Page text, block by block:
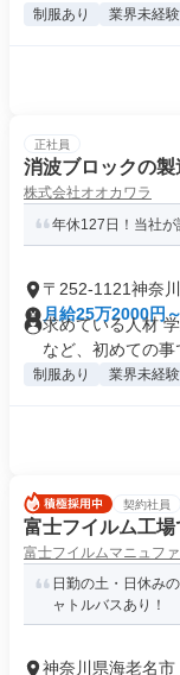
制服あり 業界未経
正社員
消波ブロックの製
株式会社オオカワラ
年休127日！当社が
〒252-1121神奈
月給25万2000円
求めている人材
など、初めての事
制服あり 業界未経
契約社員
富士フイルム工
富士フイルムマニュフ
日勤の土・日休み
ャトルバスあり！
神奈川県海老名市